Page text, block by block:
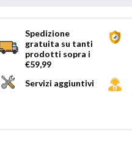
Spedizione
gratuita su tanti
prodotti sopra i
€59,99
Servizi aggiuntivi